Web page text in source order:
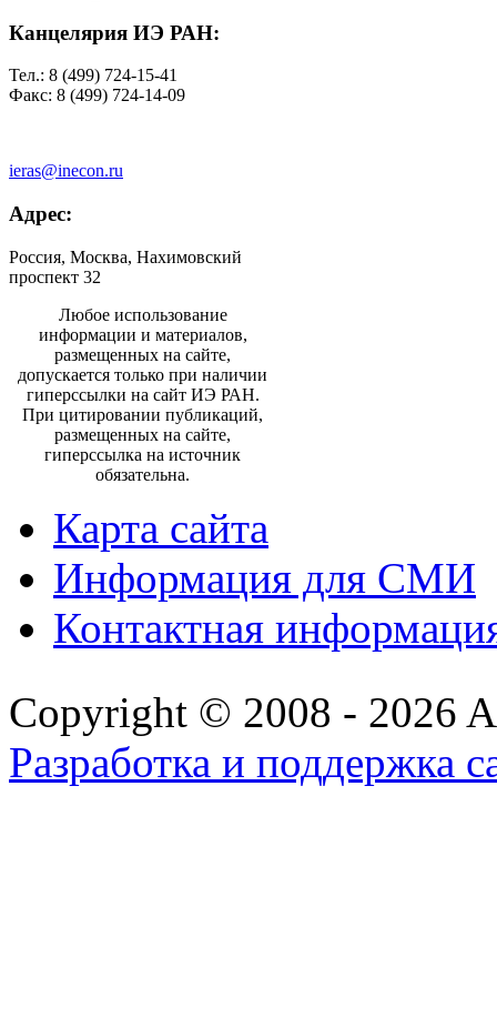
Канцелярия ИЭ РАН:
Тел.: 8 (499) 724-15-41
Факс: 8 (499) 724-14-09
ieras@inecon.ru
Адрес:
Россия, Москва, Нахимовский
проспект 32
Любое использование
информации и материалов,
размещенных на сайте,
допускается только при наличии
гиперссылки на сайт ИЭ РАН.
При цитировании публикаций,
размещенных на сайте,
гиперссылка на источник
обязательна.
Карта сайта
Информация для СМИ
Контактная
Copyright © 2008 - 2026
Разработка и поддержка